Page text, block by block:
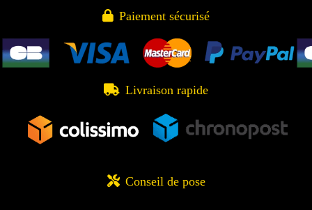
 Paiement sécurisé
 Livraison rapide
 Conseil de pose